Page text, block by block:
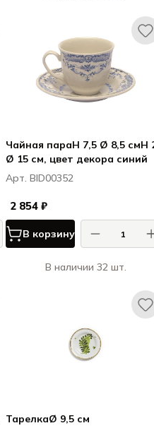
Чайная параH 7,5 Ø 8,5 смH 2,4
Ø 15 см, цвет декора синий
Арт. BID00352
2 854 ₽
В корзину
В наличии 32 шт.
ТарелкаØ 9,5 см